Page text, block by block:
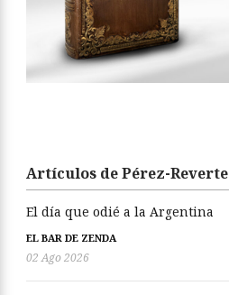
Artículos de Pérez-Reverte
El día que odié a la Argentina
EL BAR DE ZENDA
02 Ago 2026